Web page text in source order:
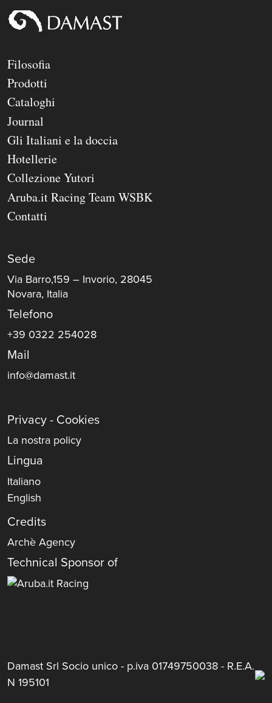
Filosofia
Prodotti
Cataloghi
Journal
Gli Italiani e la doccia
Hotellerie
Collezione Yutori
Aruba.it Racing Team WSBK
Contatti
Sede
Via Barro,159 – Invorio, 28045
Novara, Italia
Telefono
+39 0322 254028
Mail
info@damast.it
Privacy - Cookies
La nostra policy
Lingua
Italiano
English
Credits
Archè Agency
Technical Sponsor of
Damast Srl Socio unico - p.iva 01749750038 - R.E.A.
N 195101